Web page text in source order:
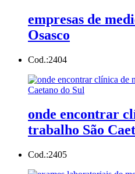
empresas de
Osasco
Cod.:2404
onde encontrar
trabalho São
Cod.:2405